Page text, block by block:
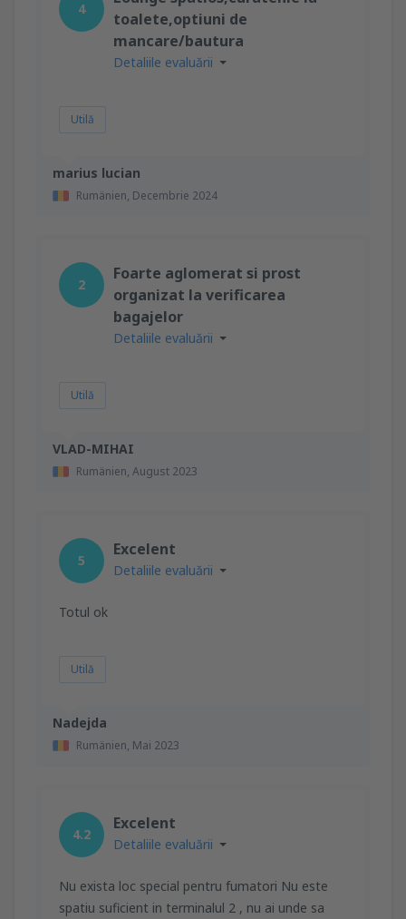
marius lucian
Rumänien, Decembrie 2024
4
toalete,optiuni de
mancare/bautura
Detaliile evaluării
Utilă
VLAD-MIHAI
Rumänien, August 2023
2
Foarte aglomerat si prost
organizat la verificarea
bagajelor
Detaliile evaluării
Utilă
Nadejda
Rumänien, Mai 2023
5
Excelent
Detaliile evaluării
Totul ok
Utilă
4.2
Excelent
Detaliile evaluării
Nu exista loc special pentru fumatori Nu este
spatiu suficient in terminalul 2 , nu ai unde sa